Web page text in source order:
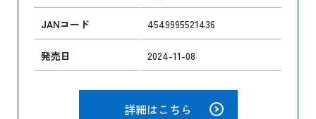
JANコード 4549995521436
発売日 2024-11-08
詳細はこちら